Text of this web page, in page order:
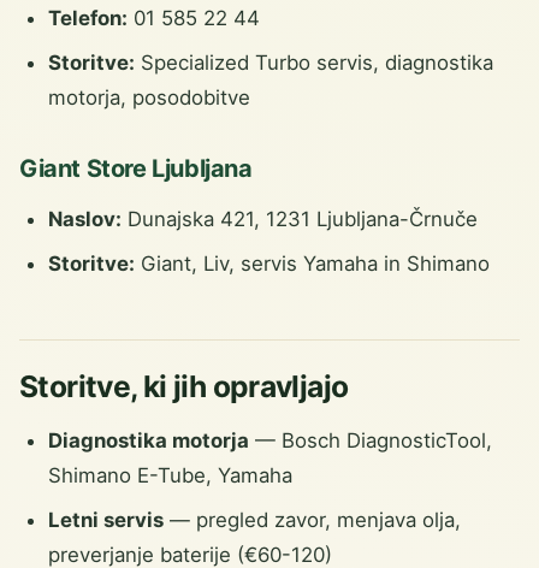
Telefon: 01 585 22 44
Storitve: Specialized Turbo servis, diagnostika
motorja, posodobitve
Giant Store Ljubljana
Naslov: Dunajska 421, 1231 Ljubljana-Črnuče
Storitve: Giant, Liv, servis Yamaha in Shimano
Storitve, ki jih opravljajo
Diagnostika motorja — Bosch DiagnosticTool,
Shimano E-Tube, Yamaha
Letni servis — pregled zavor, menjava olja,
preverjanje baterije (€60-120)